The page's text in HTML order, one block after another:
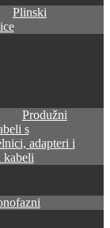
Plinski
Produžni
s
adapteri i